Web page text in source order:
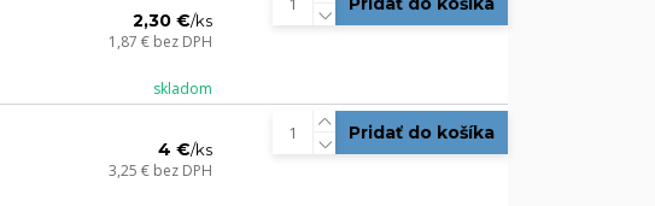
2,30 €/ks
1,87 € bez DPH
skladom
4 €/ks
3,25 € bez DPH
Pridať do košíka